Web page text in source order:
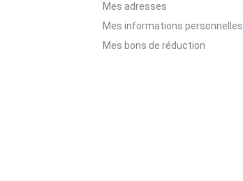
Mes adresses
Mes informations personnelles
Mes bons de réduction